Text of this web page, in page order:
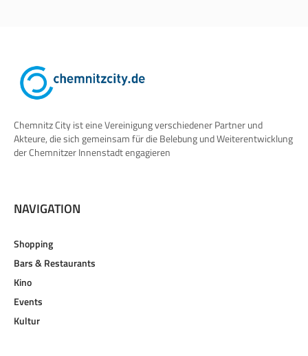
Chemnitz City ist eine Vereinigung verschiedener Partner und
Akteure, die sich gemeinsam für die Belebung und Weiterentwicklung
der Chemnitzer Innenstadt engagieren
NAVIGATION
Shopping
Bars & Restaurants
Kino
Events
Kultur